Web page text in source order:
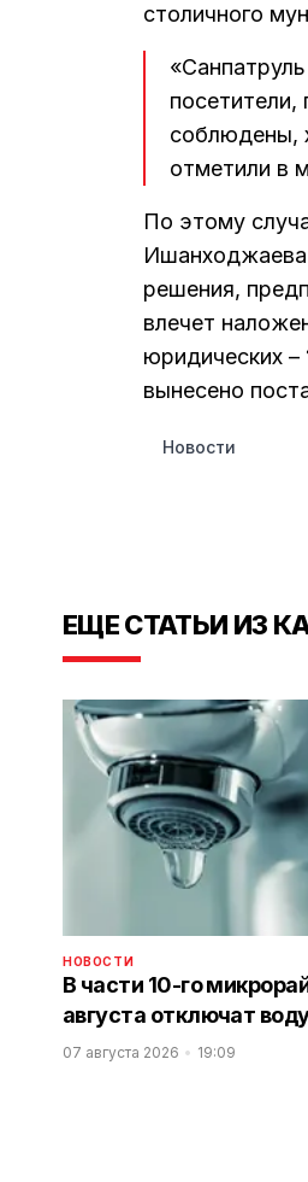
столичного
соблюдены,
отметили в
По этому
Ишанходжаева
решения,
влечет
юридических –
вынесено
Новости
ЕЩЕ СТАТЬИ ИЗ
НОВОСТИ
В части 10-го
августа отключат
07 августа 2026 19:09